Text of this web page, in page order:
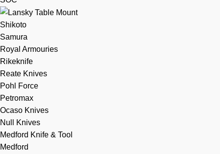
Shikoto
Samura
Royal Armouries
Rikeknife
Reate Knives
Pohl Force
Petromax
Ocaso Knives
Null Knives
Medford Knife & Tool
Medford